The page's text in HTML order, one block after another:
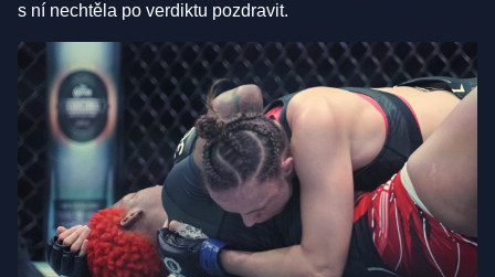
s ní nechtěla po verdiktu pozdravit.